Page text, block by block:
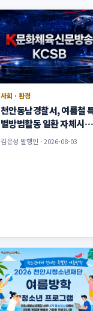
사회 · 환경
천안동남경찰서, 여름철 특
별방범활동 일환 자체시책
「폴리누비 합동순찰」 실
김은성 발행인 · 2026-08-03